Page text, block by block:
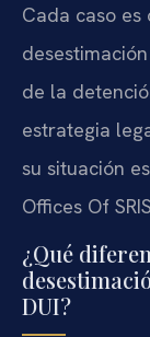
Cada caso
de la
estrategia
su situación
Offices Of
¿Qué
DUI?